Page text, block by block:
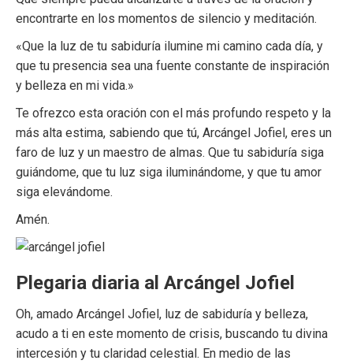
encontrarte en los momentos de silencio y meditación.
«Que la luz de tu sabiduría ilumine mi camino cada día, y
que tu presencia sea una fuente constante de inspiración
y belleza en mi vida.»
Te ofrezco esta oración con el más profundo respeto y la
más alta estima, sabiendo que tú, Arcángel Jofiel, eres un
faro de luz y un maestro de almas. Que tu sabiduría siga
guiándome, que tu luz siga iluminándome, y que tu amor
siga elevándome.
Amén.
Plegaria diaria al Arcángel Jofiel
Oh, amado Arcángel Jofiel, luz de sabiduría y belleza,
acudo a ti en este momento de crisis, buscando tu divina
intercesión y tu claridad celestial. En medio de las